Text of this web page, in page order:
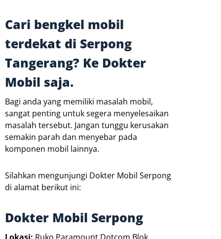
Cari bengkel mobil
terdekat di Serpong
Tangerang? Ke Dokter
Mobil saja.
Bagi anda yang memiliki masalah mobil,
sangat penting untuk segera menyelesaikan
masalah tersebut. Jangan tunggu kerusakan
semakin parah dan menyebar pada
komponen mobil lainnya.
Silahkan mengunjungi Dokter Mobil Serpong
di alamat berikut ini:
Dokter Mobil Serpong